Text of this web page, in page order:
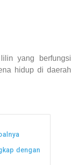
yang berfungsi
hidup di daerah
dengan